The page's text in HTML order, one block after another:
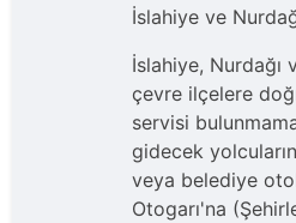
İslahiye ve
İslahiye, Nurdağı
çevre ilçelere
servisi
gidecek
veya belediye
Otogarı'na